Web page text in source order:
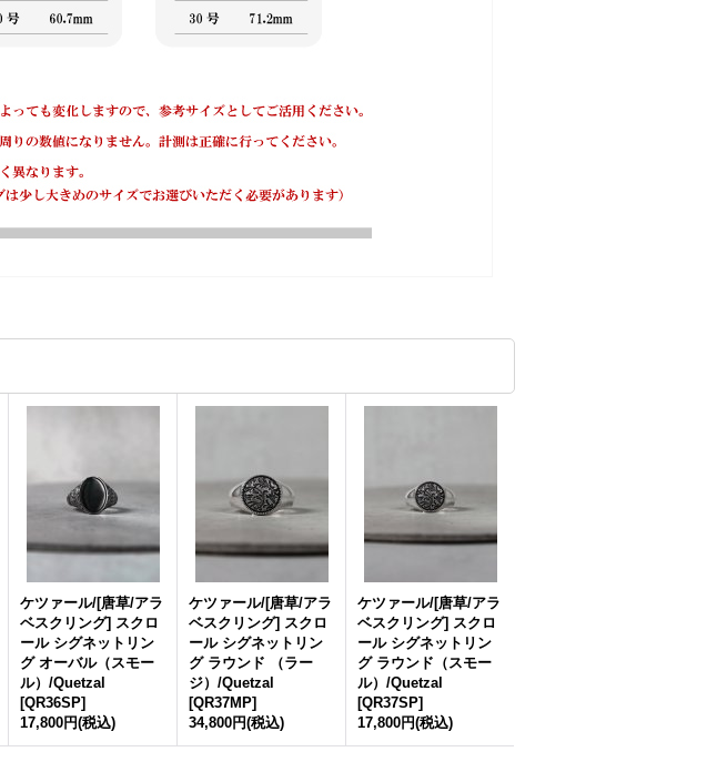
ケツァール/[唐草/アラ
ベスクリング] スクロ
ール シグネットリン
グ オーバル（スモー
ル）/Quetzal
[QR36SP]
17,800円(税込)
ケツァール/[唐草/アラ
ベスクリング] スクロ
ール シグネットリン
グ ラウンド （ラー
ジ）/Quetzal
[QR37MP]
34,800円(税込)
ケツァール/[唐草/アラ
ベスクリング] スクロ
ール シグネットリン
グ ラウンド（スモー
ル）/Quetzal
[QR37SP]
17,800円(税込)